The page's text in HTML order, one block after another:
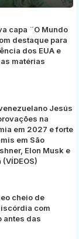
capa ¨O Mundo
destaque para
dos EUA e
matérias
Jesús
na
em 2027 e forte
em São
Elon Musk e
cheio de
com
antes das